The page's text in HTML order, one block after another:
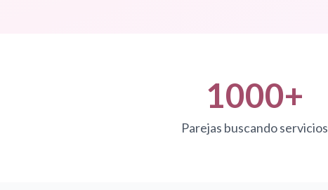
1000+
Parejas buscando servicios